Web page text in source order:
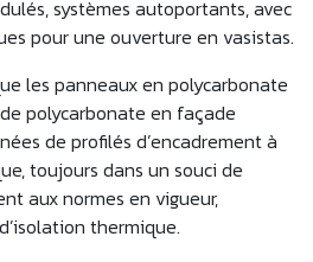
systèmes autoportants, avec
pour une ouverture en vasistas.
les panneaux en polycarbonate
polycarbonate en façade
de profilés d’encadrement à
toujours dans un souci de
aux normes en vigueur,
thermique.